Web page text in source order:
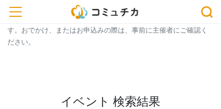
toggle navigation
トップ > イベント一覧> イベント 検索結果
※開催予定のイベントが中止・延期になっている場合がございま
す。おでかけ、またはお申込みの際は、事前に主催者にご確認く
ださい。
イベント 検索結果